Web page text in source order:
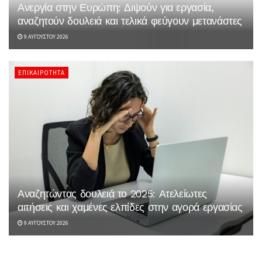
Ανεργία στην Ευρώπη: Διψούν για εργασία,
αναζητούν δουλειά και τελικά φεύγουν μετανάστες
9 ΑΥΓΟΎΣΤΟΥ 2026
ΕΠΙΚΑΙΡΌΤΗΤΑ
Αναζητώντας δουλειά το 2025: Ατελείωτες
αιτήσεις και χαμένες ελπίδες στην αγορά εργασίας
9 ΑΥΓΟΎΣΤΟΥ 2026